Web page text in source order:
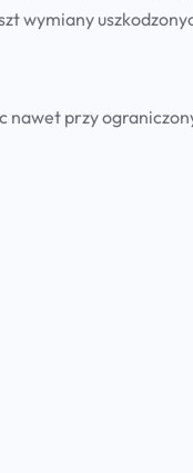
wymiany
nawet przy